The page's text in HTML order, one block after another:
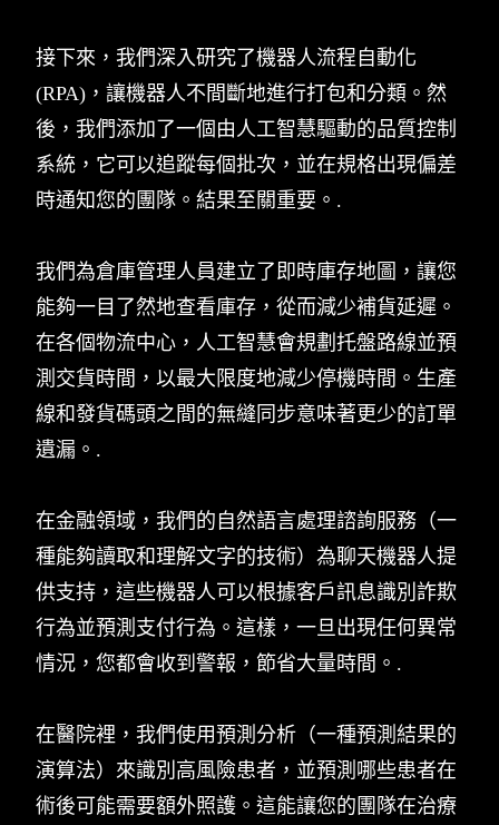
接下來，我們深入研究了機器人流程自動化
(RPA)，讓機器人不間斷地進行打包和分類。然
後，我們添加了一個由人工智慧驅動的品質控制
系統，它可以追蹤每個批次，並在規格出現偏差
時通知您的團隊。結果至關重要。.
我們為倉庫管理人員建立了即時庫存地圖，讓您
能夠一目了然地查看庫存，從而減少補貨延遲。
在各個物流中心，人工智慧會規劃托盤路線並預
測交貨時間，以最大限度地減少停機時間。生產
線和發貨碼頭之間的無縫同步意味著更少的訂單
遺漏。.
在金融領域，我們的自然語言處理諮詢服務（一
種能夠讀取和理解文字的技術）為聊天機器人提
供支持，這些機器人可以根據客戶訊息識別詐欺
行為並預測支付行為。這樣，一旦出現任何異常
情況，您都會收到警報，節省大量時間。.
在醫院裡，我們使用預測分析（一種預測結果的
演算法）來識別高風險患者，並預測哪些患者在
術後可能需要額外照護。這能讓您的團隊在治療